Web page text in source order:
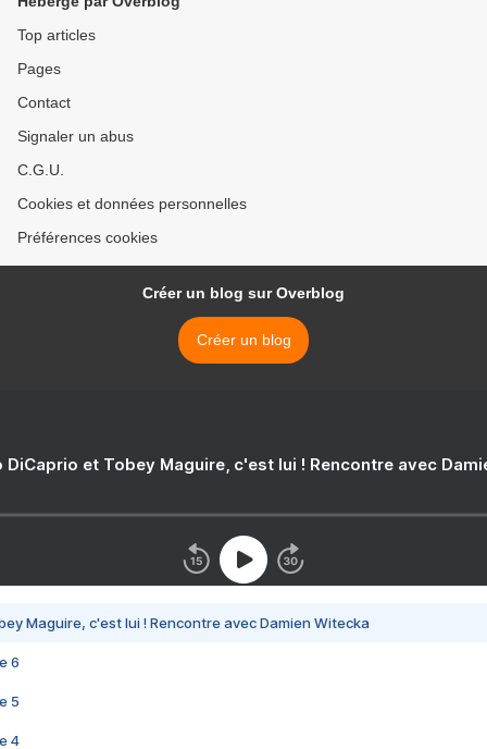
Top articles
Pages
Contact
Signaler un abus
C.G.U.
Cookies et données personnelles
Préférences cookies
Créer un blog sur Overblog
Créer un blog
DiCaprio et Tobey Maguire, c'est lui ! Rencontre avec
Maguire, c'est lui ! Rencontre avec Damien Witecka
6
5
4